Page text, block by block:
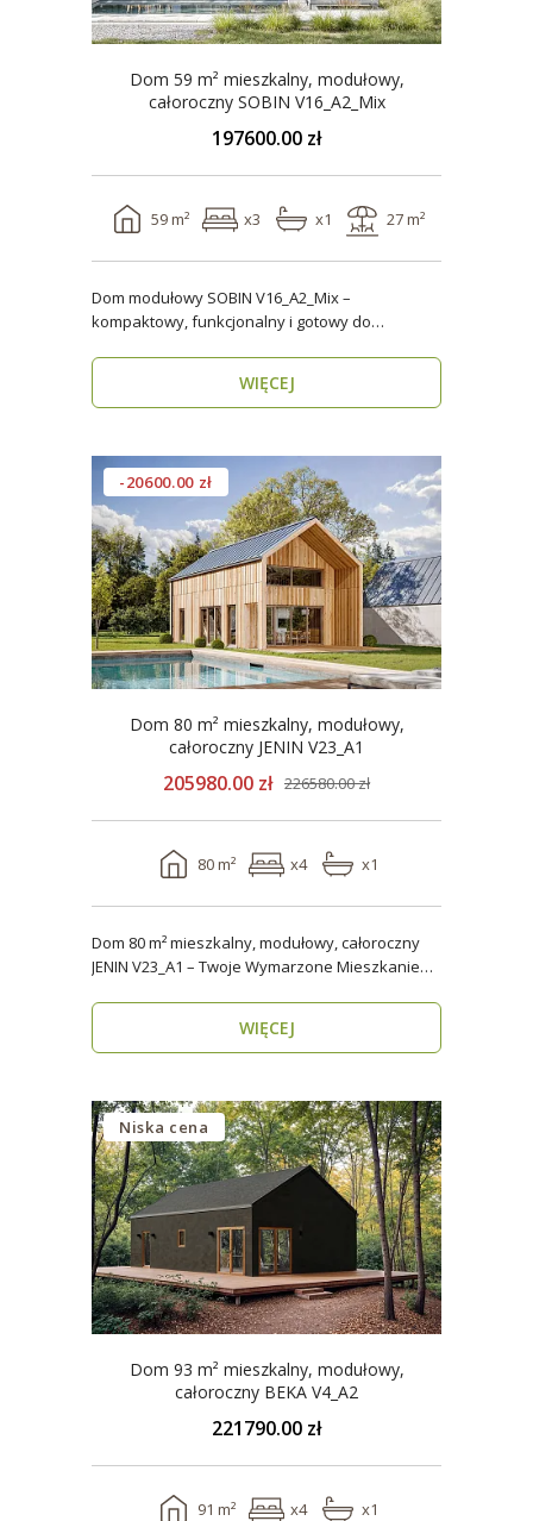
Dom 59 m² mieszkalny, modułowy,
całoroczny SOBIN V16_A2_Mix
197600.00 zł
59 m² x3 x1 27 m²
Dom modułowy SOBIN V16_A2_Mix –
kompaktowy, funkcjonalny i gotowy do
WIĘCEJ
-20600.00 zł
Dom 80 m² mieszkalny, modułowy,
całoroczny JENIN V23_A1
205980.00 zł 226580.00 zł
80 m² x4 x1
Dom 80 m² mieszkalny, modułowy, całoroczny
JENIN V23_A1 – Twoje Wymarzone Mieszkanie
WIĘCEJ
Niska cena
Dom 93 m² mieszkalny, modułowy,
całoroczny BEKA V4_A2
221790.00 zł
91 m² x4 x1